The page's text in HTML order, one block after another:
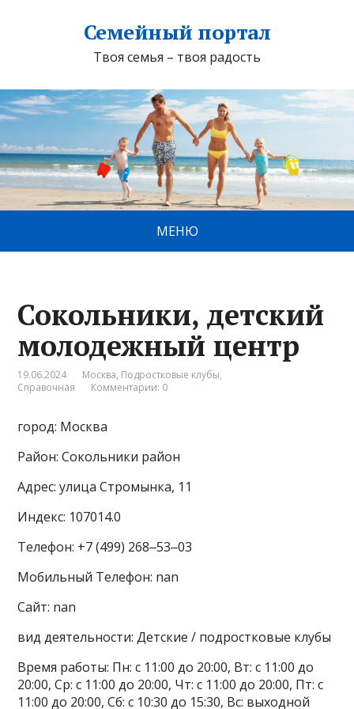
Семейный портал
Твоя семья – твоя радость
МЕНЮ
Сокольники, детский
молодежный центр
19.06.2024 Москва, Подростковые клубы,
Справочная
Комментарии: 0
город: Москва
Район: Сокольники район
Адрес: улица Стромынка, 11
Индекс: 107014.0
Телефон: +7 (499) 268‒53‒03
Мобильный Телефон: nan
Сайт: nan
вид деятельности: Детские / подростковые клубы
Время работы: Пн: с 11:00 до 20:00, Вт: с 11:00 до
20:00, Ср: с 11:00 до 20:00, Чт: с 11:00 до 20:00, Пт: с
11:00 до 20:00, Сб: с 10:30 до 15:30, Вс: выходной